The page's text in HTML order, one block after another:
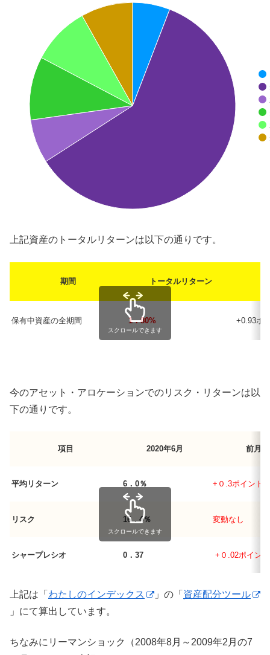
上記資産のトータルリターンは以下の通りです。
期間 トータルリターン
保有中資産の全期間 1．80% +0.93ポ
スクロールできます
今のアセット・アロケーションでのリスク・リターンは以
下の通りです。
項目 2020年6月 前月比
平均リターン 6．0％ +０.3ポイント
リスク 16．4％ 変動なし
シャープレシオ 0．37 +０.02ポイント
スクロールできます
上記は「 わたしのインデックス 」の「 資産配分ツール
」にて算出しています。
ちなみにリーマンショック（2008年8月～2009年2月の7